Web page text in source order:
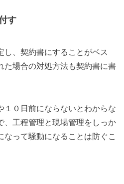
す
し、契約書にすることがベス
た場合の対処方法も契約書に書
１０日前にならないとわからな
、工程管理と現場管理をしっか
なって騒動になることは防ぐこ